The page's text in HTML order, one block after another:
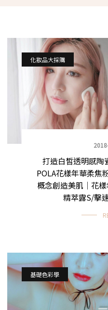
化妝品大採購
打造白皙透明感陶
POLA花樣年華柔焦
概念創造美肌｜花
精萃露S/擊
基礎色彩學